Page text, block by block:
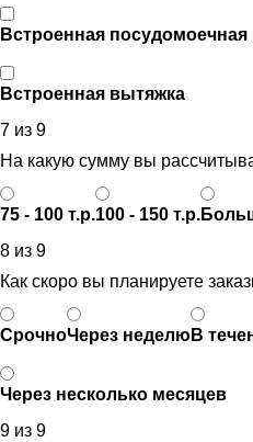
Встроенная
Встроенная вытяжка
7 из 9
На какую сумму вы
75 - 100 т.р.100 - 150 т.р.
8 из 9
Как скоро вы планируете
СрочноЧерез неделю В
Через несколько месяцев
9 из 9